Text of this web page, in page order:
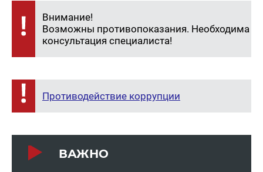
Внимание!
Возможны противопоказания. Необходима
консультация специалиста!
Противодействие коррупции
ВАЖНО